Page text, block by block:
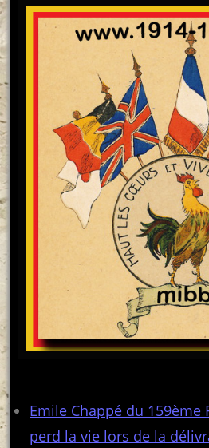
Emile Chappé du 159ème
perd la vie lors de la